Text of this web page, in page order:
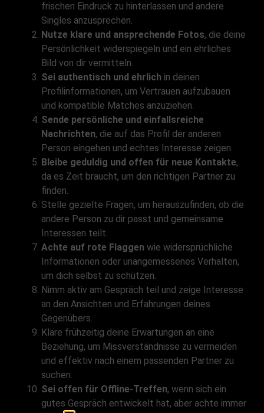
frischen Eindruck zu hinterlassen und andere
Singles anzusprechen.
Nutze klare und ansprechende Fotos, die deine
Persönlichkeit widerspiegeln und ein ehrliches
Bild von dir vermitteln.
Sei authentisch und ehrlich in deinen
Profilinformationen, um Vertrauen aufzubauen
und kompatible Matches anzuziehen.
Sende persönliche und einfallsreiche
Nachrichten, die auf das Profil der anderen
Person eingehen und echtes Interesse zeigen.
Bleibe geduldig und offen für neue Kontakte,
da es Zeit braucht, um den richtigen Partner zu
finden.
Stelle gezielte Fragen, um herauszufinden, ob die
andere Person zu dir passt und gemeinsame
Interessen teilt.
Achte auf rote Flaggen wie widersprüchliche
Informationen oder unangemessenes Verhalten,
um dich selbst zu schützen.
Nimm aktiv am Gespräch teil und zeige Interesse
an den Ansichten und Erfahrungen deines
Gegenübers.
Kläre frühzeitig deine Erwartungen an eine
Beziehung, um Missverständnisse zu vermeiden
und effektiv nach einem passenden Partner zu
suchen.
Sei offen für Offline-Treffen, wenn sich ein
gutes Gespräch entwickelt hat, aber achte immer